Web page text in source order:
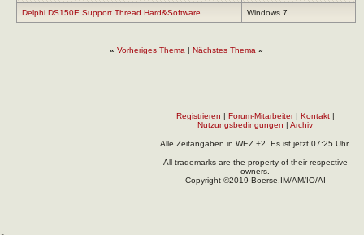
Delphi DS150E Support Thread Hard&Software
Windows 7
« Vorheriges Thema | Nächstes Thema »
Registrieren | Forum-Mitarbeiter| Kontakt|
Nutzungsbedingungen | Archiv
Alle Zeitangaben in WEZ +2. Es ist jetzt 07:25 Uhr.
All trademarks are the property of their respective
owners.
Copyright ©2019 Boerse.IM/AM/IO/AI